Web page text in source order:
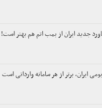
جدید ایران از بمب اتم هم بهتر است!
ایران، برتر از هر سامانه وارداتی است